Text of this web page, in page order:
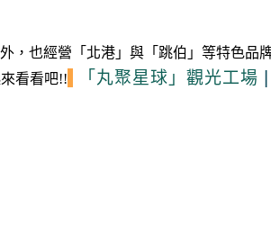
，也經營「北港」與「跳伯」等特色品
看看吧!!
「丸聚星球」 觀光工場 |